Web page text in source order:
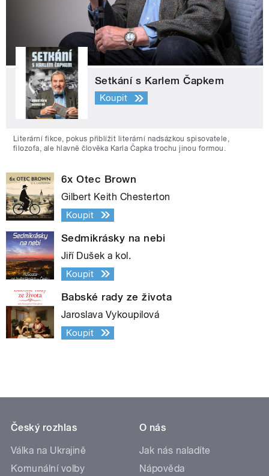
Setkání s Karlem Čapkem
Koupit
Literární fikce, pokus přiblížit literární nadsázkou spisovatele,
filozofa, ale hlavně člověka Karla Čapka trochu jinou formou.
6x Otec Brown
Gilbert Keith Chesterton
Koupit
Sedmikrásky na nebi
Jiří Dušek a kol.
Koupit
Babské rady ze života
Jaroslava Vykoupilová
Koupit
Český rozhlas
Válka na Ukrajině
Komunální volby
O nás
Jak nás naladíte
Nápověda